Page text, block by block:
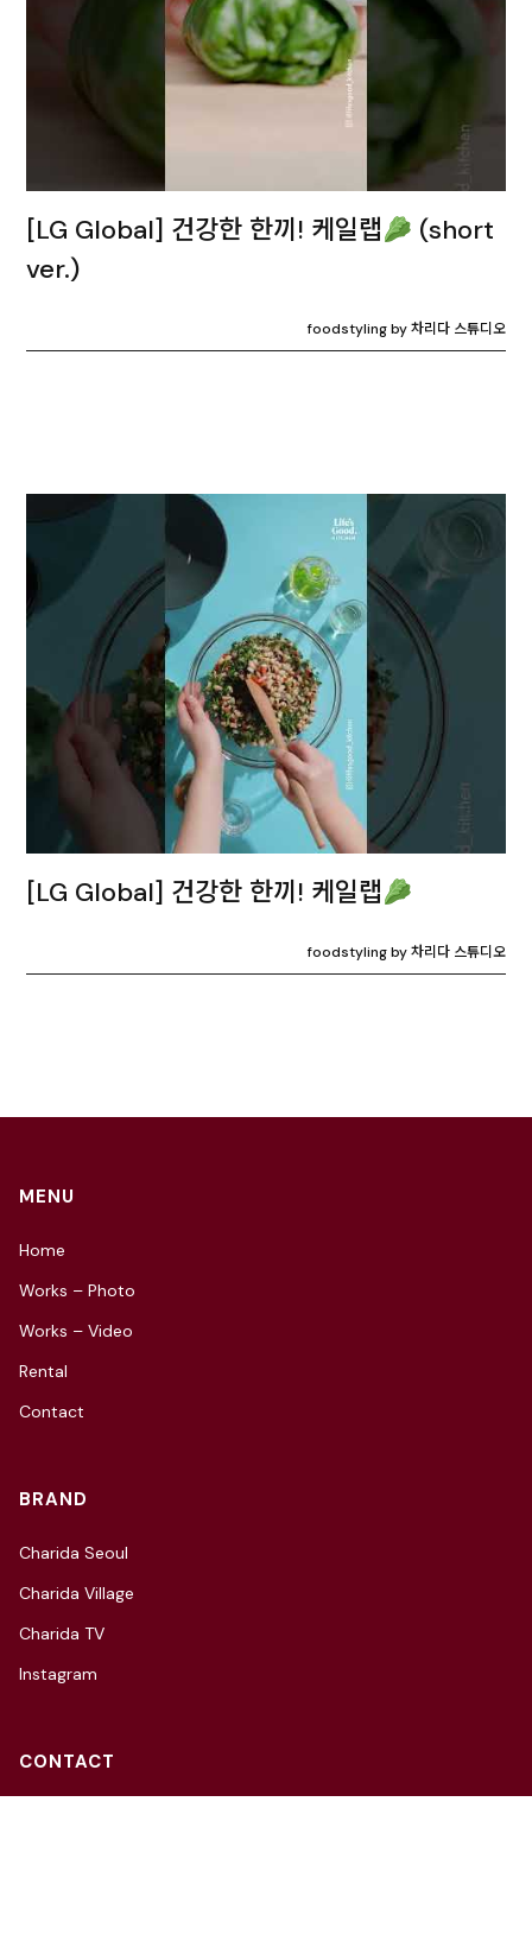
[LG Global] 건강한 한끼! 케일랩
(short
ver.)
foodstyling by 차리다 스튜디오
[LG Global] 건강한 한끼! 케일랩
foodstyling by 차리다 스튜디오
MENU
Home
Works – Photo
Works – Video
Rental
Contact
BRAND
Charida Seoul
Charida Village
Charida TV
Instagram
CONTACT